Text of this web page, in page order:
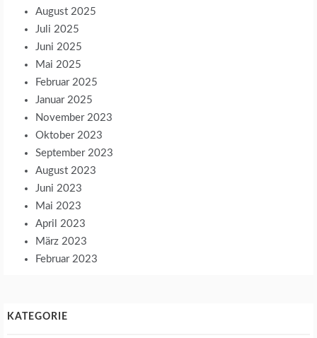
August 2025
Juli 2025
Juni 2025
Mai 2025
Februar 2025
Januar 2025
November 2023
Oktober 2023
September 2023
August 2023
Juni 2023
Mai 2023
April 2023
März 2023
Februar 2023
KATEGORIE